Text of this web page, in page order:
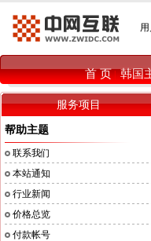
首 页|韩国
服务项目
帮助主题
联系我们
本站通知
行业新闻
价格总览
付款帐号